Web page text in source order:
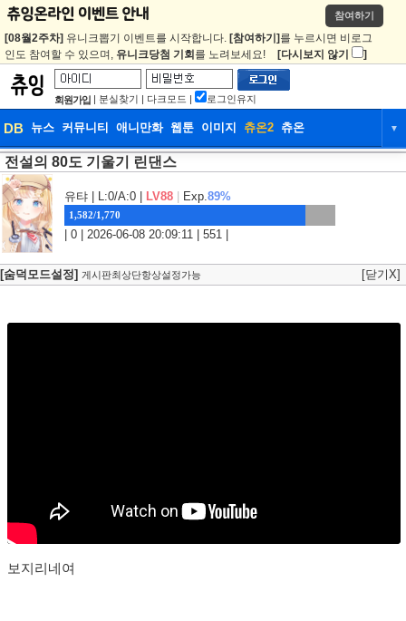
참여하기
[08월2주차] 유니크뽑기 이벤트를 시작합니다. [참여하기] 를 누르시면 비로그
인도 참여할 수 있으며, 유니크당첨 기회 를 노려보세요! [다시보지 않기 ]
회원가입 | 분실찾기 | 다크모드 | 로그인유지
DB 뉴스 커뮤니티 애니만화 웹툰 이미지 츄온2 츄온 ▼
DB 뉴스
웹툰 이미지
전설의 80도 기울기 린댄스
유탸 | L:0/A:0 | LV88 Exp.89%
1,582/1,770
| 0 | 2026-06-08 20:09:11 | 551 |
[숨덕모드설정] 게시판최상단항상설정가능 [닫기X]
보지리네여